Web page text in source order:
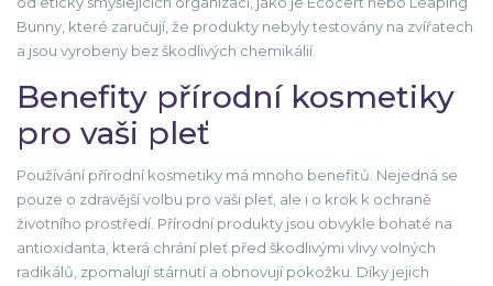
Bunny, které zaručují, že produkty nebyly testovány na zvířatech
a jsou vyrobeny bez škodlivých chemikálií.
Benefity přírodní kosmetiky
pro vaši pleť
Používání přírodní kosmetiky má mnoho benefitů. Nejedná se
pouze o zdravější volbu pro vaši pleť, ale i o krok k ochraně
životního prostředí. Přírodní produkty jsou obvykle bohaté na
antioxidanta, která chrání pleť před škodlivými vlivy volných
radikálů, zpomalují stárnutí a obnovují pokožku. Díky jejich